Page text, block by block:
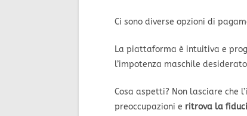
Ci sono diverse opzioni di
La piattaforma è intuitiva e
l’impotenza maschile
Cosa aspetti? Non lasciare che
preoccupazioni e ritrova la